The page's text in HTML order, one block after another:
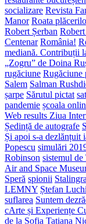
socializare Revista
Manor Roata
Robert Șerban
Centenar România!
mediană. Contribuții
„Zogru” de Doina
rugăciune Rugăciune
Salem Salman
șarpe Sărutul pictat
pandemie școala
Web results Ziua
Ședință de autografe
Și apoi s-a dezlănțuit
Popescu simulări
Robinson sistemul
Air and Space
Speră spionii
LEMNY Ștefan
suflarea Suntem
cArte și Experiențe
de la Sofia Tatiana